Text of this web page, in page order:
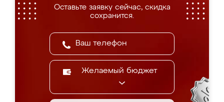
Оставьте заявку сейчас, скидка
сохранится.
Желаемый бюджет